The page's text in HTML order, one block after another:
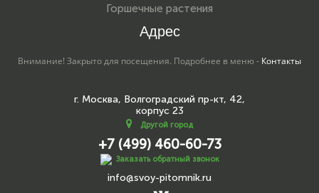
Горшечные растения
Адрес
Внимание! Закрыто для посещения. Подробнее в меню - Контакты
г. Москва, Волгоградский пр-кт, 42,
корпус 23
Другой город
+7 (499) 460-60-73
Заказать обратный звонок
info@svoy-pitomnik.ru